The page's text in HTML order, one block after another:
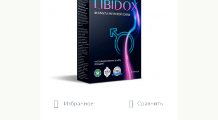
Избранное Сравнить